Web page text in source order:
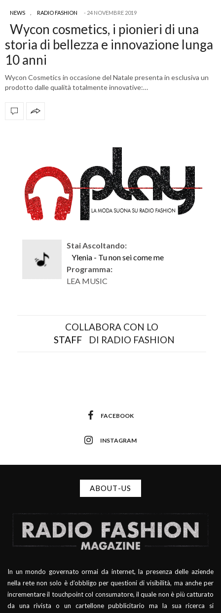
NEWS , RADIO FASHION 24 NOVEMBRE 2019
Wycon cosmetics, i pionieri di una
storia di bellezza e innovazione lunga
10 anni
Wycon Cosmetics in occasione del Natale presenta in esclusiva un
prodotto dalle qualità totalmente innovative:…
Stai Ascoltando:
Ylenia - Tu non sei come me
Programma:
LEA MUSIC
COLLABORA CON LO
STAFF
DI RADIO FASHION
FACEBOOK
INSTAGRAM
ABOUT-US
In un mondo governato ormai da internet, la presenza delle aziende
nella rete non solo è d’obbligo per questioni di visibilità, ma anche per
incrementare il touchpoint col consumatore, il quale non è più catturato
da una rivista o un cartellone pubblicitario ma la sua ricerca si